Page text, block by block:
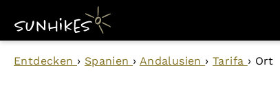
Entdecken › Spanien › Andalusien › Tarifa › Ort